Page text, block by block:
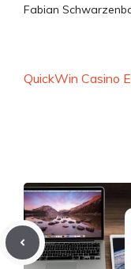
Fabian
QuickWin Casino